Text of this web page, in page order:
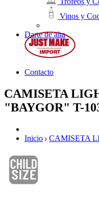
Vinos y
Darte de alta
Contacto
CAMISETA
"BAYGOR" T-
Inicio CAMISETA